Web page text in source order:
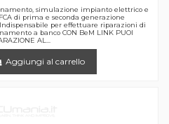
simulazione impianto elettrico e
di prima e seconda generazione
per effettuare riparazioni di
a banco CON BeM LINK PUOI
AL...
Aggiungi al carrello